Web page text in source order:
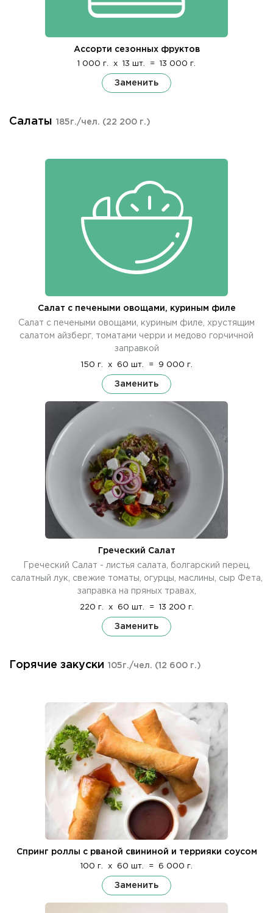
Ассорти сезонных фруктов
1 000 г. x 13 шт. = 13 000 г.
Заменить
Салаты 185г./чел. (22 200 г.)
Салат с печеными овощами, куриным филе
Салат с печеными овощами, куриным филе, хрустящим
салатом айзберг, томатами черри и медово горчичной
заправкой
150 г. x 60 шт. = 9 000 г.
Заменить
Греческий Салат
Греческий Салат - листья салата, болгарский перец,
салатный лук, свежие томаты, огурцы, маслины, сыр Фета,
заправка на пряных травах,
220 г. x 60 шт. = 13 200 г.
Заменить
Горячие закуски 105г./чел. (12 600 г.)
Спринг роллы с рваной свининой и террияки соусом
100 г. x 60 шт. = 6 000 г.
Заменить